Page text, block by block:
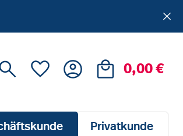
Du hast 0 Produkte auf dem
0,00 €
Privatkunde